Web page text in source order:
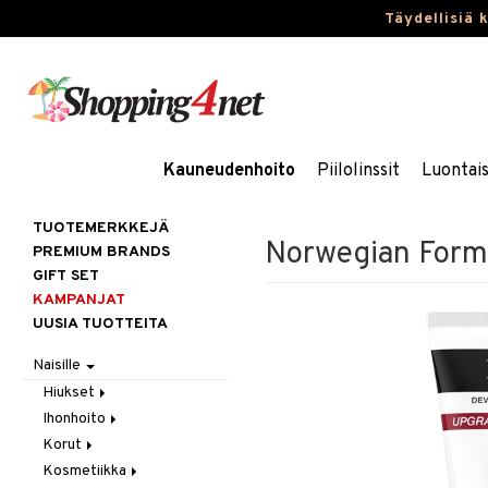
Täydellisiä
Kauneudenhoito Piilolinssit
Norwegian
TUOTEMERKKEJÄ
PREMIUM BRANDS
GIFT SET
KAMPANJAT
UUSIA TUOTTEITA
Naisille
Hiukset
Gift Set
Harjat / Kammat
Hiuskuurit
Ihonhoito
Aurinkotuotteet
Erikoistuotteet
Korut
Kaulakorut
Kosmetiikka